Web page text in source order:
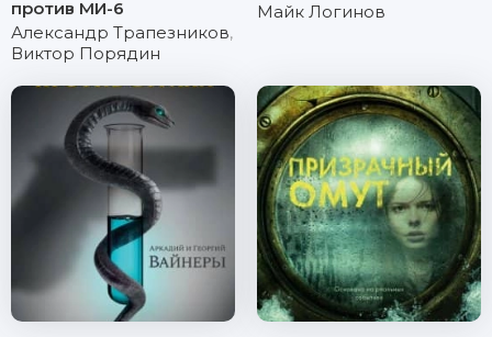
против МИ-6
Александр Трапезников,
Виктор Порядин
Майк Логинов